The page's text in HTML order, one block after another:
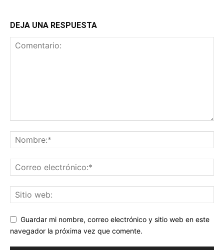
DEJA UNA RESPUESTA
Guardar mi nombre, correo electrónico y sitio web en este
navegador la próxima vez que comente.